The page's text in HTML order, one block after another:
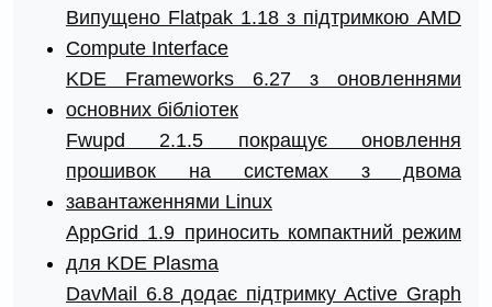
Випущено Flatpak 1.18 з підтримкою AMD
Compute Interface
KDE Frameworks 6.27 з оновленнями
основних бібліотек
Fwupd 2.1.5 покращує оновлення
прошивок на системах з двома
завантаженнями Linux
AppGrid 1.9 приносить компактний режим
для KDE Plasma
DavMail 6.8 додає підтримку Active Graph